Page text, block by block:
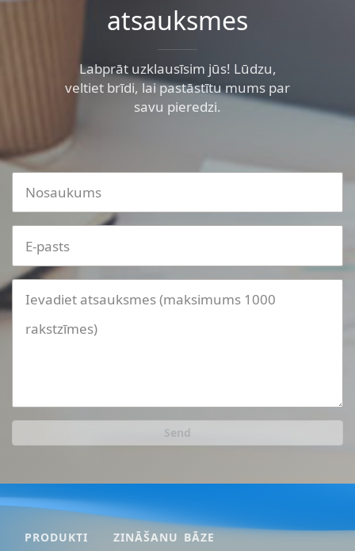
atsauksmes
Labprāt uzklausīsim jūs! Lūdzu,
veltiet brīdi, lai pastāstītu mums par
savu pieredzi.
Send
PRODUKTI ZINĀŠANU BĀZE